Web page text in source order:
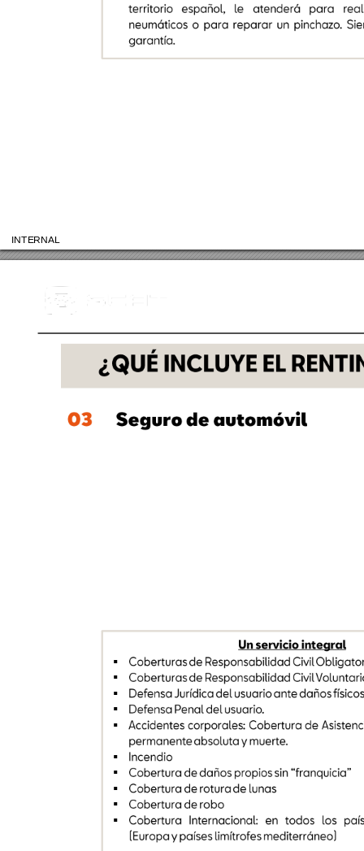
INTERNAL
territorio
español, le atenderá para
neumáticos
o para reparar un pinchazo .
garantía .
¿QUÉ INCLUYE EL RENTING?
0 3 Seguro de automóvil
Un servicio integral
▪ Coberturas de Responsabilidad Civil
▪ Coberturas de Responsabilidad Civil Voluntaria
▪ Defensa Jurídica del usuario ante daños físicos
▪ Defensa Penal del usuario .
▪ Accidentes corporales : Cobertura de
permanente
absoluta y muerte .
▪ Incendio
▪ Cobertura de daños propios sin “franquicia”
▪ Cobertura de rotura de lunas
▪ Cobertura de robo
▪ Cobertura Internacional : en todos los
(Europa y países limítrofes mediterráneo)